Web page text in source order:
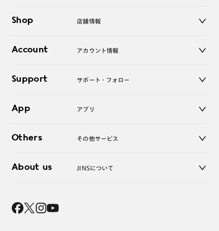
サングラス
コンタクトレンズ
アクセサリー
Shop 店舗情報
オンラインショップ
Account アカウント情報
ログアウト
Support サポート・フォロー
よくあるご質問
お問い合わせ
App アプリ
Others その他サービス
レンズ交換
About us JINSについて
採用情報